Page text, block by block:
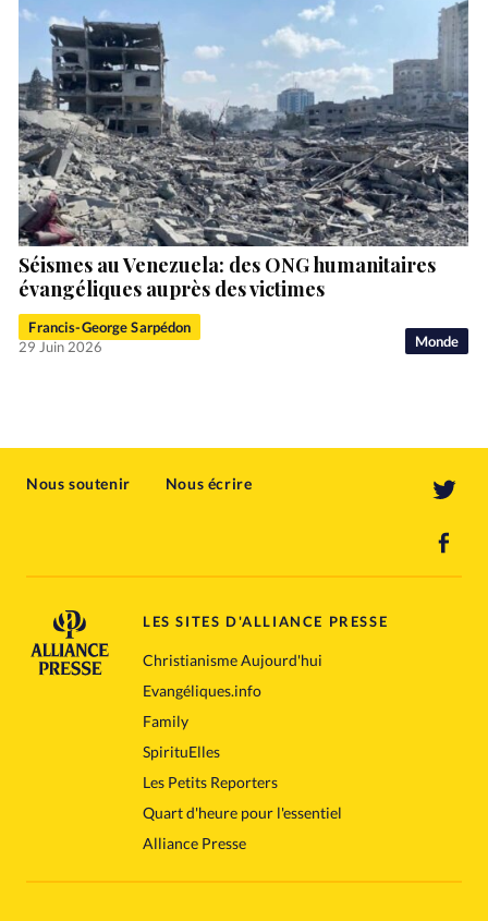
Monde
Séismes au Venezuela: des ONG humanitaires
évangéliques auprès des victimes
Francis-George Sarpédon
29 Juin 2026
Nous soutenir Nous écrire
LES SITES D'ALLIANCE PRESSE
Christianisme Aujourd'hui
Evangéliques.info
Family
SpirituElles
Les Petits Reporters
Quart d'heure pour l'essentiel
Alliance Presse